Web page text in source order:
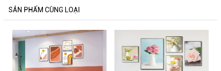
SẢN PHẨM CÙNG LOẠI